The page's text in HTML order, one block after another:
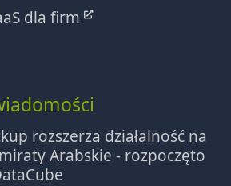
dla firm
rozszerza działalność na
Arabskie - rozpoczęto